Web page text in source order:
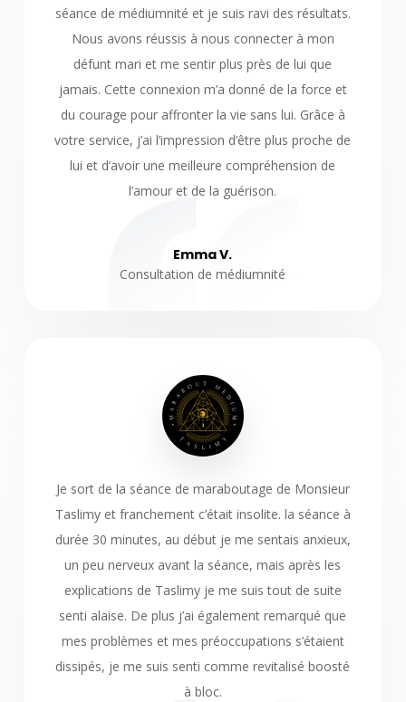
séance de médiumnité et je suis ravi des résultats.
Nous avons réussis à nous connecter à mon
défunt mari et me sentir plus près de lui que
jamais. Cette connexion m’a donné de la force et
du courage pour affronter la vie sans lui. Grâce à
votre service, j’ai l’impression d’être plus proche de
lui et d’avoir une meilleure compréhension de
l’amour et de la guérison.
Emma V.
Consultation de médiumnité
Je sort de la séance de maraboutage de Monsieur
Taslimy et franchement c’était insolite. la séance à
durée 30 minutes, au début je me sentais anxieux,
un peu nerveux avant la séance, mais après les
explications de Taslimy je me suis tout de suite
senti alaise. De plus j’ai également remarqué que
mes problèmes et mes préoccupations s’étaient
dissipés, je me suis senti comme revitalisé boosté
à bloc.